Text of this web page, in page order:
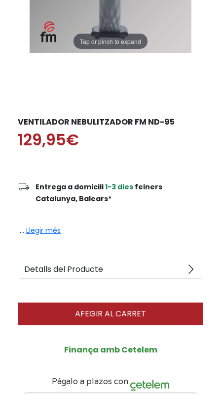
Tap or pinch to expand
VENTILADOR NEBULITZADOR FM ND-95
129,95€
local_shipping Entrega a domicili1-3 dies feiners
Catalunya, Balears*
... Llegir més
Detalls del Producte arrow_forward_ios
AFEGIR AL CARRET
Finança amb Cetelem
Págalo a plazos con